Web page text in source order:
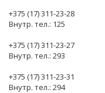
+375 (17) 311-23-28
Внутр. тел.: 125
+375 (17) 311-23-27
Внутр. тел.: 293
+375 (17) 311-23-31
Внутр. тел.: 294